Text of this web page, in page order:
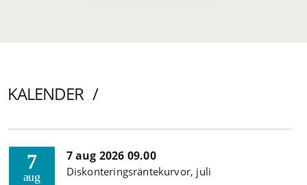
KALENDER
7
aug
7 aug 2026 09.00
Diskonteringsräntekurvor, juli